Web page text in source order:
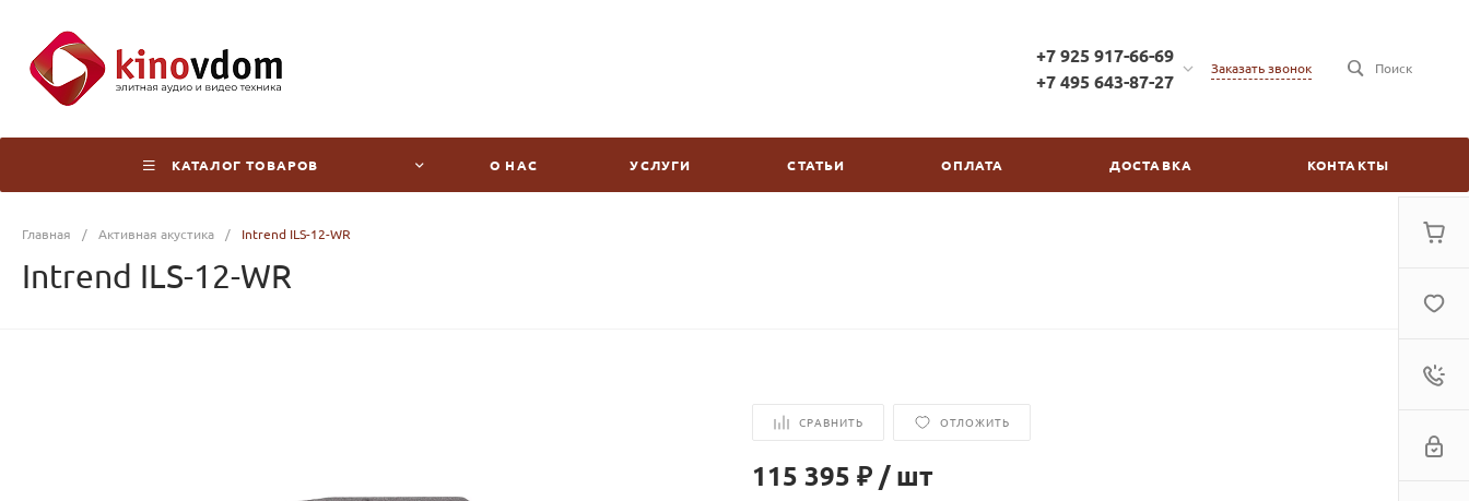
+7 925 917-66-69
+7 495 643-87-27
д.2/30
Заказать звонок Поиск
КАТАЛОГ ТОВАРОВ О НАС УСЛУГИ СТАТЬИ ОПЛАТА ДОСТАВКА КОНТАКТЫ
Главная / Активная акустика / Intrend ILS-12-WR
Intrend ILS-12-WR
СРАВНИТЬ ОТЛОЖИТЬ
115 395 ₽ / шт